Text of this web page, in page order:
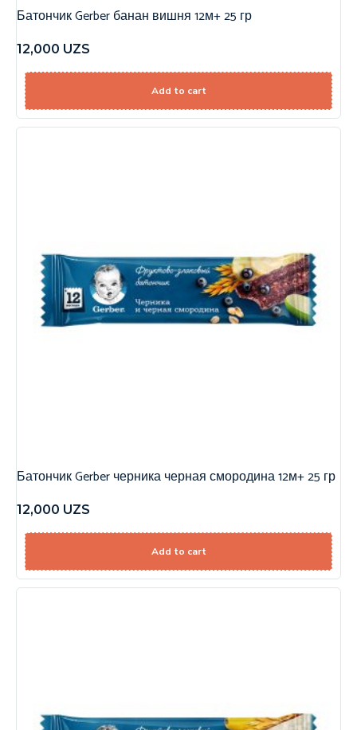
Батончик Gerber банан вишня 12м+ 25 гр
12,000 UZS
Add to cart
Батончик Gerber черника черная смородина 12м+ 25 гр
12,000 UZS
Add to cart